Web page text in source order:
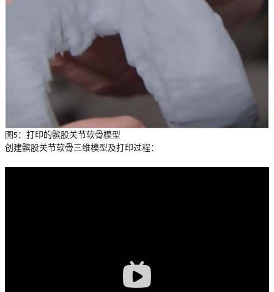
图5：打印的髌股关节软骨模型
创建髌股关节软骨三维模型及打印过程：